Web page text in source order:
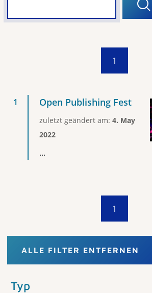
1
Open Publishing Fest
zuletzt geändert am: 4. May
2022
...
1
ALLE FILTER ENTFERNEN
Typ